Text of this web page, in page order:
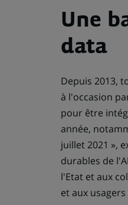
Une
data
Depuis 2013,
à l'occasion
pour être
année,
juillet 2021 »,
durables de
l'Etat et aux
et aux